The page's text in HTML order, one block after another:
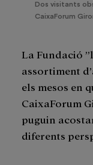
Dos visitants
CaixaForum
La Fundació
assortiment
els mesos en
CaixaForum
puguin
diferents